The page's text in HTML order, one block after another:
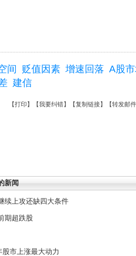
间 贬值因素 增速回落 A股
建信
【打印 】【我要纠错】【复制链接】【转发邮件
新闻
续上攻还缺四大条件
期超跌股
市上涨最大动力